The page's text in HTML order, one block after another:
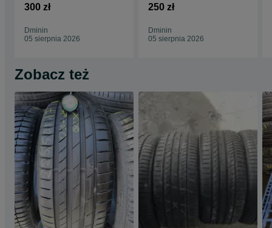
300 zł
Dminin
05 sierpnia 2026
250 zł
Dminin
05 sierpnia 2026
Zobacz też